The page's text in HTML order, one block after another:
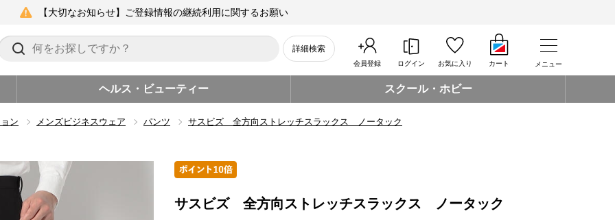
【大切なお知らせ】ご登録情報の継続利用に関するお願い
詳細検索
会員登録 ログイン お気に入り カート メニュー
ヘルス・ビューティー スクール・ホビー
ン メンズビジネスウェア パンツ サスビズ 全方向ストレッチスラックス ノータック
サスビズ 全方向ストレッチスラックス ノータック